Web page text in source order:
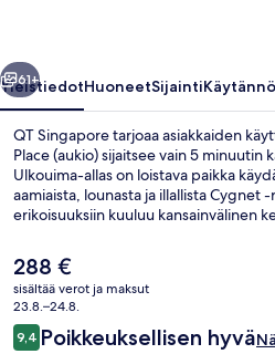
Seuraava
61+
YleistiedotHuoneetSijainti
QT Singapore tarjoaa asiakkaiden
Place (aukio) sijaitsee vain 5 minuutin
Ulkouima-allas on loistava paikka
aamiaista, lounasta ja illallista Cygnet
erikoisuuksiin kuuluu kansainvälinen
ja ympäri vuorokauden auki oleva
majoituspaikan avuliasta
liikenteen yhteydet sijaitsevat vain
Telok Ayer -asema sijaitsee 5 minuutin
minuutin kävelymatkan päässä.
Nykyinen
hinta
on
288 €
288 €
sisältää verot ja maksut
23.8.–24.8.
Arvostelut
9,49,4 kautta 10.
Poikkeuksellisen hyvä